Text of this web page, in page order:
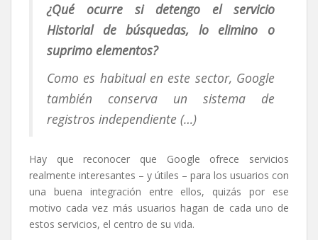
¿Qué ocurre si detengo el servicio
Historial de búsquedas, lo elimino o
suprimo elementos?
Como es habitual en este sector, Google
también conserva un sistema de
registros independiente (…)
Hay que reconocer que Google ofrece servicios
realmente interesantes – y útiles – para los usuarios con
una buena integración entre ellos, quizás por ese
motivo cada vez más usuarios hagan de cada uno de
estos servicios, el centro de su vida.